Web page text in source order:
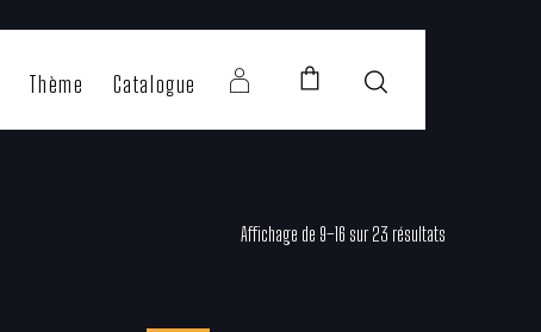
Thème Catalogue
Affichage de 9–16 sur 23 résultats